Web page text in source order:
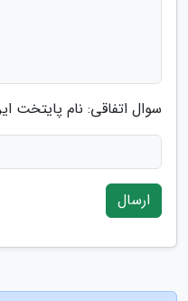
سوال اتفاقی: نام پایتخت
ارسال